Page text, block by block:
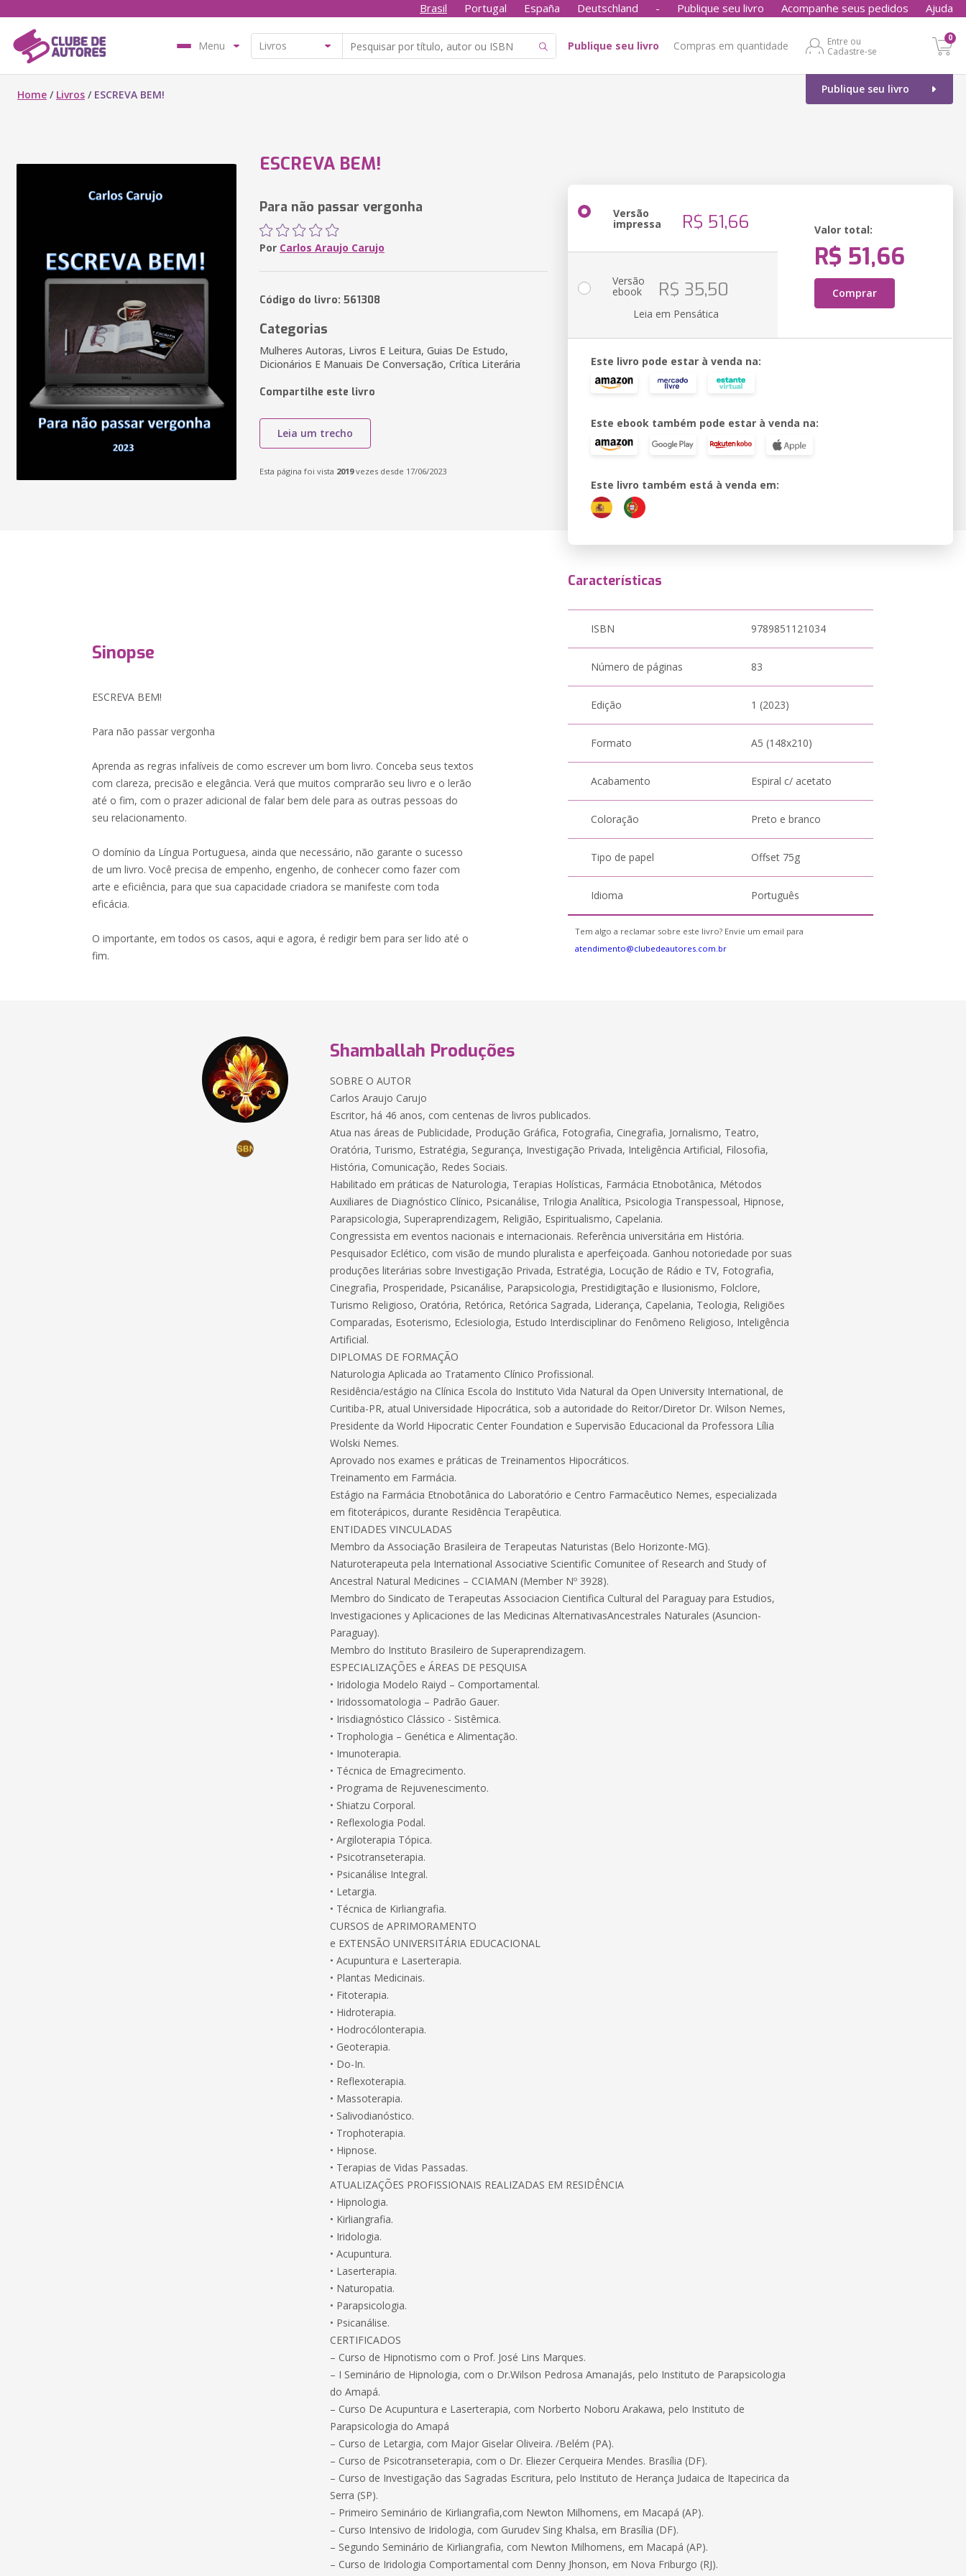
Brasil Portugal España Deutschland - Publique seu livro Acompanhe seus pedidos Ajuda
Menu Publique seu livro Compras em quantidade
Entre ou
Cadastre-se
0
Publique seu livro
Home / Livros / ESCREVA BEM!
ESCREVA BEM!
Para não passar vergonha
Por Carlos Araujo Carujo
Código do livro: 561308
Categorias
Mulheres Autoras, Livros E Leitura, Guias De Estudo,
Dicionários E Manuais De Conversação, Crítica Literária
Compartilhe este livro
Leia um trecho
Esta página foi vista 2019vezes desde 17/06/2023
Versão
impressa R$ 51,66 Valor total:
R$ 51,66
Comprar
Versão
ebook R$ 35,50
Leia em Pensática
Este livro pode estar à venda na:
Este ebook também pode estar à venda na:
Este livro também está à venda em:
Sinopse
ESCREVA BEM!
Para não passar vergonha
Aprenda as regras infalíveis de como escrever um bom livro. Conceba seus textos
com clareza, precisão e elegância. Verá que muitos comprarão seu livro e o lerão
até o fim, com o prazer adicional de falar bem dele para as outras pessoas do
seu relacionamento.
O domínio da Língua Portuguesa, ainda que necessário, não garante o sucesso
de um livro. Você precisa de empenho, engenho, de conhecer como fazer com
arte e eficiência, para que sua capacidade criadora se manifeste com toda
eficácia.
O importante, em todos os casos, aqui e agora, é redigir bem para ser lido até o
fim.
Características
ISBN 9789851121034
Número de páginas 83
Edição 1 (2023)
Formato A5 (148x210)
Acabamento Espiral c/ acetato
Coloração Preto e branco
Tipo de papel Offset 75g
Idioma Português
Tem algo a reclamar sobre este livro? Envie um email para
atendimento@clubedeautores.com.br
Shamballah Produções
SOBRE O AUTOR
Carlos Araujo Carujo
Escritor, há 46 anos, com centenas de livros publicados.
Atua nas áreas de Publicidade, Produção Gráfica, Fotografia, Cinegrafia, Jornalismo, Teatro,
Oratória, Turismo, Estratégia, Segurança, Investigação Privada, Inteligência Artificial, Filosofia,
História, Comunicação, Redes Sociais.
Habilitado em práticas de Naturologia, Terapias Holísticas, Farmácia Etnobotânica, Métodos
Auxiliares de Diagnóstico Clínico, Psicanálise, Trilogia Analítica, Psicologia Transpessoal, Hipnose,
Parapsicologia, Superaprendizagem, Religião, Espiritualismo, Capelania.
Congressista em eventos nacionais e internacionais. Referência universitária em História.
Pesquisador Eclético, com visão de mundo pluralista e aperfeiçoada. Ganhou notoriedade por suas
produções literárias sobre Investigação Privada, Estratégia, Locução de Rádio e TV, Fotografia,
Cinegrafia, Prosperidade, Psicanálise, Parapsicologia, Prestidigitação e Ilusionismo, Folclore,
Turismo Religioso, Oratória, Retórica, Retórica Sagrada, Liderança, Capelania, Teologia, Religiões
Comparadas, Esoterismo, Eclesiologia, Estudo Interdisciplinar do Fenômeno Religioso, Inteligência
Artificial.
DIPLOMAS DE FORMAÇÃO
Naturologia Aplicada ao Tratamento Clínico Profissional.
Residência/estágio na Clínica Escola do Instituto Vida Natural da Open University International, de
Curitiba-PR, atual Universidade Hipocrática, sob a autoridade do Reitor/Diretor Dr. Wilson Nemes,
Presidente da World Hipocratic Center Foundation e Supervisão Educacional da Professora Lília
Wolski Nemes.
Aprovado nos exames e práticas de Treinamentos Hipocráticos.
Treinamento em Farmácia.
Estágio na Farmácia Etnobotânica do Laboratório e Centro Farmacêutico Nemes, especializada
em fitoterápicos, durante Residência Terapêutica.
ENTIDADES VINCULADAS
Membro da Associação Brasileira de Terapeutas Naturistas (Belo Horizonte-MG).
Naturoterapeuta pela International Associative Scientific Comunitee of Research and Study of
Ancestral Natural Medicines – CCIAMAN (Member Nº 3928).
Membro do Sindicato de Terapeutas Associacion Cientifica Cultural del Paraguay para Estudios,
Investigaciones y Aplicaciones de las Medicinas AlternativasAncestrales Naturales (Asuncion-
Paraguay).
Membro do Instituto Brasileiro de Superaprendizagem.
ESPECIALIZAÇÕES e ÁREAS DE PESQUISA
• Iridologia Modelo Raiyd – Comportamental.
• Iridossomatologia – Padrão Gauer.
• Irisdiagnóstico Clássico - Sistêmica.
• Trophologia – Genética e Alimentação.
• Imunoterapia.
• Técnica de Emagrecimento.
• Programa de Rejuvenescimento.
• Shiatzu Corporal.
• Reflexologia Podal.
• Argiloterapia Tópica.
• Psicotranseterapia.
• Psicanálise Integral.
• Letargia.
• Técnica de Kirliangrafia.
CURSOS de APRIMORAMENTO
e EXTENSÃO UNIVERSITÁRIA EDUCACIONAL
• Acupuntura e Laserterapia.
• Plantas Medicinais.
• Fitoterapia.
• Hidroterapia.
• Hodrocólonterapia.
• Geoterapia.
• Do-In.
• Reflexoterapia.
• Massoterapia.
• Salivodianóstico.
• Trophoterapia.
• Hipnose.
• Terapias de Vidas Passadas.
ATUALIZAÇÕES PROFISSIONAIS REALIZADAS EM RESIDÊNCIA
• Hipnologia.
• Kirliangrafia.
• Iridologia.
• Acupuntura.
• Laserterapia.
• Naturopatia.
• Parapsicologia.
• Psicanálise.
CERTIFICADOS
– Curso de Hipnotismo com o Prof. José Lins Marques.
– I Seminário de Hipnologia, com o Dr.Wilson Pedrosa Amanajás, pelo Instituto de Parapsicologia
do Amapá.
– Curso De Acupuntura e Laserterapia, com Norberto Noboru Arakawa, pelo Instituto de
Parapsicologia do Amapá
– Curso de Letargia, com Major Giselar Oliveira. /Belém (PA).
– Curso de Psicotranseterapia, com o Dr. Eliezer Cerqueira Mendes. Brasília (DF).
– Curso de Investigação das Sagradas Escritura, pelo Instituto de Herança Judaica de Itapecirica da
Serra (SP).
– Primeiro Seminário de Kirliangrafia,com Newton Milhomens, em Macapá (AP).
– Curso Intensivo de Iridologia, com Gurudev Sing Khalsa, em Brasília (DF).
– Segundo Seminário de Kirliangrafia, com Newton Milhomens, em Macapá (AP).
– Curso de Iridologia Comportamental com Denny Jhonson, em Nova Friburgo (RJ).